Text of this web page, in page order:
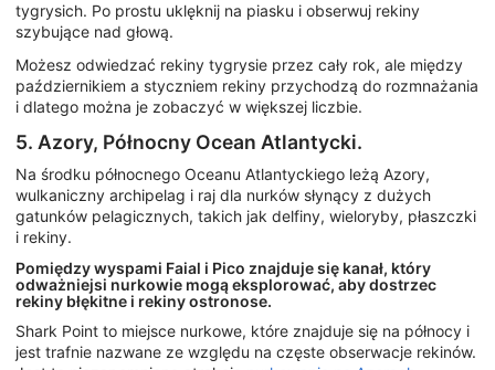
tygrysich. Po prostu uklęknij na piasku i obserwuj rekiny
szybujące nad głową.
Możesz odwiedzać rekiny tygrysie przez cały rok, ale między
październikiem a styczniem rekiny przychodzą do rozmnażania
i dlatego można je zobaczyć w większej liczbie.
5. Azory, Północny Ocean Atlantycki.
Na środku północnego Oceanu Atlantyckiego leżą Azory,
wulkaniczny archipelag i raj dla nurków słynący z dużych
gatunków pelagicznych, takich jak delfiny, wieloryby, płaszczki
i rekiny.
Pomiędzy wyspami Faial i Pico znajduje się kanał, który
odważniejsi nurkowie mogą eksplorować, aby dostrzec
rekiny błękitne i rekiny ostronose.
Shark Point to miejsce nurkowe, które znajduje się na północy i
jest trafnie nazwane ze względu na częste obserwacje rekinów.